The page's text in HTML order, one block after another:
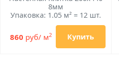
8мм
Упаковка: 1.05 м² = 12 шт.
860 руб/ м2 Купить